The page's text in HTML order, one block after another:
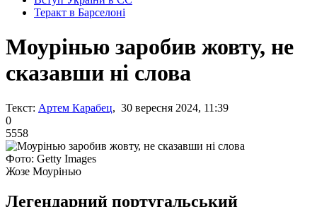
Теракт в Барселоні
Моурінью заробив жовту, не
сказавши ні слова
Текст: Артем Карабец, 30 вересня 2024, 11:39
0
5558
Фото: Getty Images
Жозе Моурінью
Легендарний португальський